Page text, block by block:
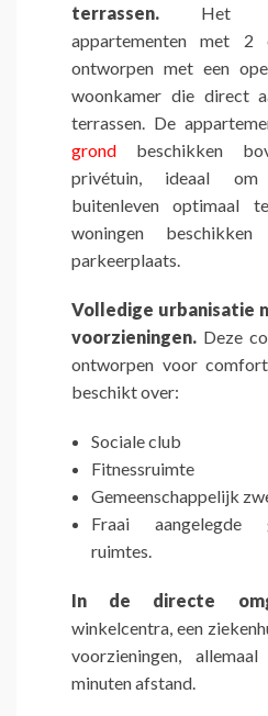
terrassen. Het
appartementen met 2
ontworpen met een
woonkamer die direct
terrassen. De
grond beschikken
privétuin, ideaal
buitenleven optimaal
woningen
parkeerplaats.
Volledige urbanisatie
voorzieningen. Deze
ontworpen voor
beschikt over:
Sociale club
Fitnessruimte
Gemeenschappelijk
Fraai aangelegde
ruimtes.
In de directe
winkelcentra, een
voorzieningen,
minuten afstand.